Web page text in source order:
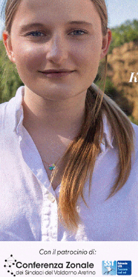
Articolo precedente
Sicurezza a Leccio, il Comitato per
l’ordine pubblico avvia
approfondimenti. Il sindaco:
“Soddisfatto per l’attenzione”
Ultime Notizie